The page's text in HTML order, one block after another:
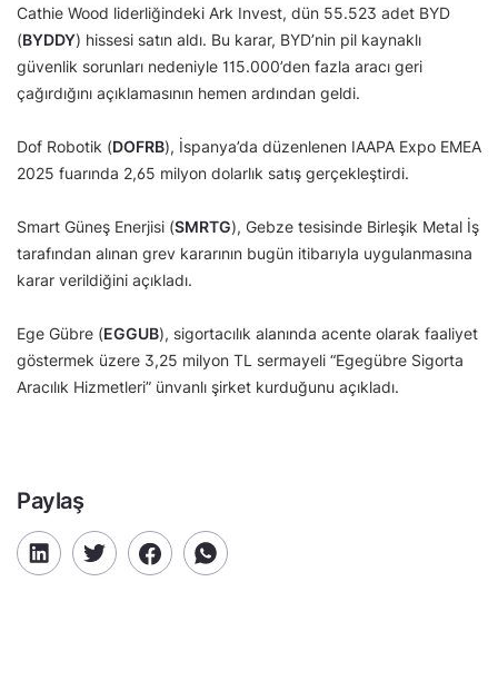
Cathie Wood liderliğindeki Ark Invest, dün 55.523 adet BYD
(BYDDY) hissesi satın aldı. Bu karar, BYD’nin pil kaynaklı
güvenlik sorunları nedeniyle 115.000’den fazla aracı geri
çağırdığını açıklamasının hemen ardından geldi.
Dof Robotik (DOFRB), İspanya’da düzenlenen IAAPA Expo EMEA
2025 fuarında 2,65 milyon dolarlık satış gerçekleştirdi.
Smart Güneş Enerjisi (SMRTG), Gebze tesisinde Birleşik Metal İş
tarafından alınan grev kararının bugün itibarıyla uygulanmasına
karar verildiğini açıkladı.
Ege Gübre (EGGUB), sigortacılık alanında acente olarak faaliyet
göstermek üzere 3,25 milyon TL sermayeli “Egegübre Sigorta
Aracılık Hizmetleri” ünvanlı şirket kurduğunu açıkladı.
Paylaş